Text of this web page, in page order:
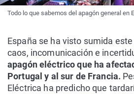
Todo lo que sabemos del apagón general en
España se ha visto sumida
caos, incomunicación e
apagón eléctrico que ha
Portugal y al sur de Francia.
Eléctrica ha predicho que